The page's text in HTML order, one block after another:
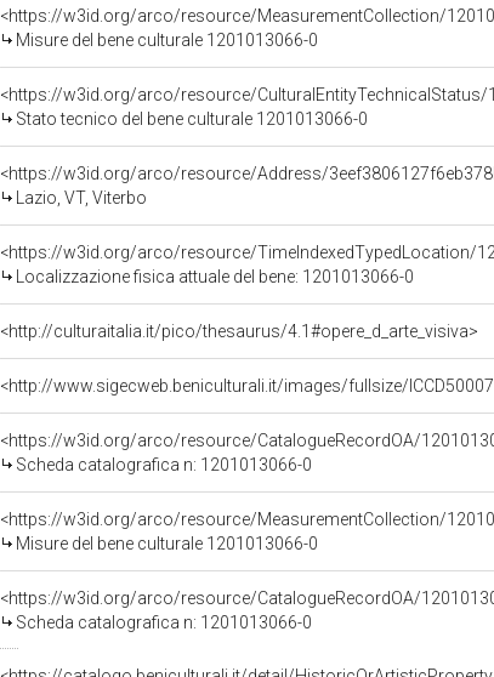
<https://w3id.org/arco/resource/MeasurementCollection/
Misure del bene culturale 1201013066-0
<https://w3id.org/arco/resource/CulturalEntityTechnicalStatus/
Stato tecnico del bene culturale 1201013066-0
<https://w3id.org/arco/resource/Address/
Lazio, VT, Viterbo
<https://w3id.org/arco/resource/TimeIndexedTypedLocation/
Localizzazione fisica attuale del bene: 1201013066-0
<http://culturaitalia.it/pico/thesaurus/4.1#opere_d_arte_visiva>
<http://www.sigecweb.beniculturali.it/images/fullsize/
<https://w3id.org/arco/resource/CatalogueRecordOA/
Scheda catalografica n: 1201013066-0
<https://w3id.org/arco/resource/MeasurementCollection/
Misure del bene culturale 1201013066-0
<https://w3id.org/arco/resource/CatalogueRecordOA/
Scheda catalografica n: 1201013066-0